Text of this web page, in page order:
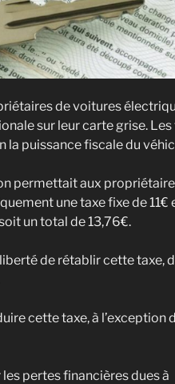
de voitures
sur leur carte grise.
puissance fiscale du
permettait aux
une taxe fixe de 11€
un total de 13,76€.
de rétablir cette taxe,
cette taxe, à l’exception
pertes financières dues à